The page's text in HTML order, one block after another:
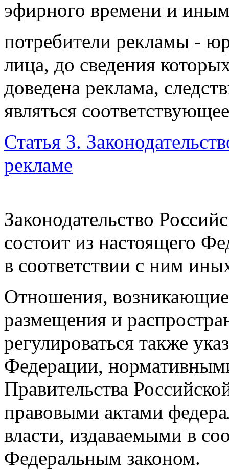
эфирного времени и
потребители рекламы -
лица, до сведения
доведена реклама,
являться
Статья 3.
рекламе
Законодательство
состоит из настоящего
в соответствии с ним
Отношения, возникающие
размещения и
регулироваться также
Федерации,
Правительства
правовыми актами
власти, издаваемыми в
Федеральным законом.